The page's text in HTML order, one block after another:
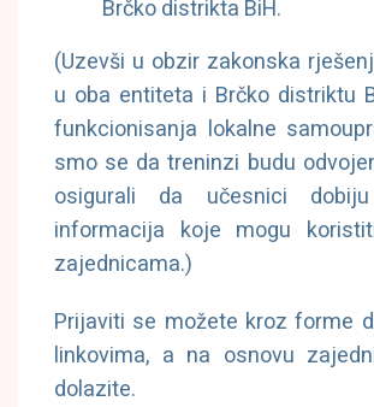
Brčko distrikta BiH.
(Uzevši u obzir zakonska
u oba entiteta i Brčko distriktu
funkcionisanja lokalne
smo se da treninzi budu
osigurali da učesnici
informacija koje mogu
zajednicama.)
Prijaviti se možete kroz forme
linkovima, a na osnovu
dolazite.